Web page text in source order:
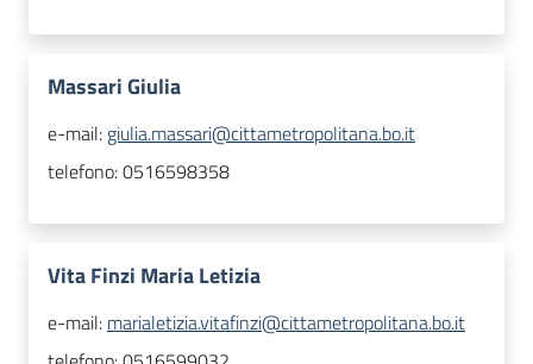
Massari Giulia
e-mail: giulia.massari@cittametropolitana.bo.it
telefono:0516598358
Vita Finzi Maria Letizia
e-mail: marialetizia.vitafinzi@cittametropolitana.bo.it